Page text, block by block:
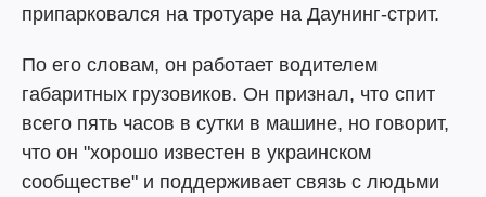
припарковался на тротуаре на Даунинг-стрит.
По его словам, он работает водителем
габаритных грузовиков. Он признал, что спит
всего пять часов в сутки в машине, но говорит,
что он "хорошо известен в украинском
сообществе" и поддерживает связь с людьми